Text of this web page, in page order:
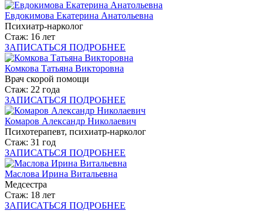
Евдокимова Екатерина Анатольевна
Психиатр-нарколог
Стаж: 16 лет
ЗАПИСАТЬСЯ ПОДРОБНЕЕ
Комкова Татьяна Викторовна
Врач скорой помощи
Стаж: 22 года
ЗАПИСАТЬСЯ ПОДРОБНЕЕ
Комаров Александр Николаевич
Психотерапевт, психиатр-нарколог
Стаж: 31 год
ЗАПИСАТЬСЯ ПОДРОБНЕЕ
Маслова Ирина Витальевна
Медсестра
Стаж: 18 лет
ЗАПИСАТЬСЯ ПОДРОБНЕЕ